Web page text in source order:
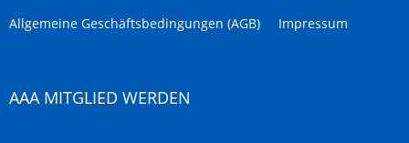
Allgemeine Geschäftsbedingungen (AGB) Impressum
AAA MITGLIED WERDEN